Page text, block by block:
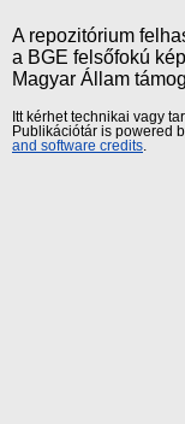
A repozitórium
a BGE felsőfokú
Magyar Állam
Itt kérhet technikai vagy
Publikációtár is powered
and software credits